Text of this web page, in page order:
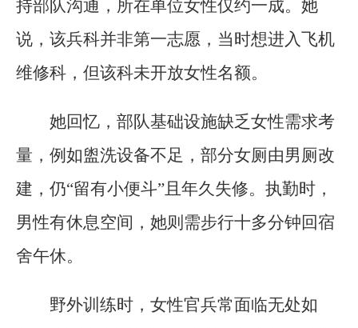
持部队沟通，所在单位女性仅约一成。她
说，该兵科并非第一志愿，当时想进入飞机
维修科，但该科未开放女性名额。
她回忆，部队基础设施缺乏女性需求考
量，例如盥洗设备不足，部分女厕由男厕改
建，仍“留有小便斗”且年久失修。执勤时，
男性有休息空间，她则需步行十多分钟回宿
舍午休。
野外训练时，女性官兵常面临无处如